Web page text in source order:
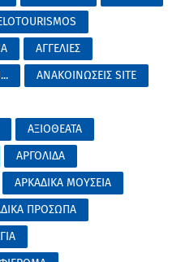
ΑΓΓΕΛΙΕΣ
ΑΝΑΚΟΙΝΩΣΕΙΣ SITE
ΑΞΙΟΘΕΑΤΑ
ΑΡΓΟΛΙΔΑ
ΑΡΚΑΔΙΚΑ ΜΟΥΣΕΙΑ
ΠΡΟΣΩΠΑ